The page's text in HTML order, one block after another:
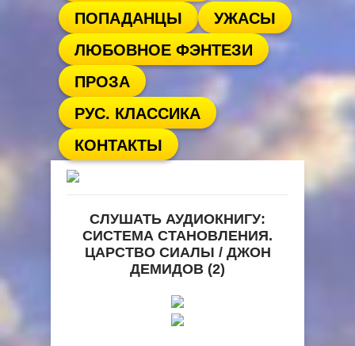
ПОПАДАНЦЫ
УЖАСЫ
ЛЮБОВНОЕ ФЭНТЕЗИ
ПРОЗА
РУС. КЛАССИКА
КОНТАКТЫ
СЛУШАТЬ АУДИОКНИГУ:
СИСТЕМА СТАНОВЛЕНИЯ.
ЦАРСТВО СИАЛЫ / ДЖОН
ДЕМИДОВ (2)